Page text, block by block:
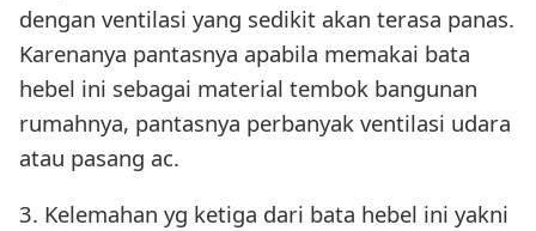
dengan ventilasi yang sedikit akan terasa panas.
Karenanya pantasnya apabila memakai bata
hebel ini sebagai material tembok bangunan
rumahnya, pantasnya perbanyak ventilasi udara
atau pasang ac.
3. Kelemahan yg ketiga dari bata hebel ini yakni